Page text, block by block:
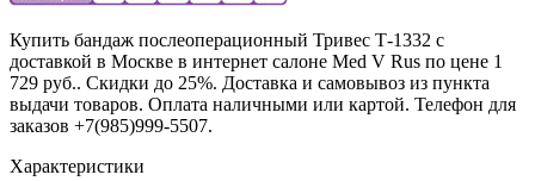
Купить бандаж послеоперационный Тривес Т-1332 с
доставкой в Москве в интернет салоне Med V Rus по цене 1
729 руб.. Скидки до 25%. Доставка и самовывоз из пункта
выдачи товаров. Оплата наличными или картой. Телефон для
заказов +7(985)999-5507.
Характеристики